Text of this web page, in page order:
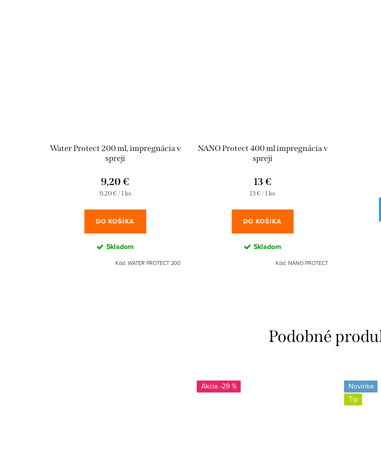
Water Protect 200 ml, impregnácia v
spreji
9,20 €
Jednotková
9,20 € / 1 ks
DO KOŠÍKA
Skladom
Kód: WATER PROTECT 200
NANO Protect 400 ml impregnácia v
spreji
13 €
Jednotková
13 € / 1 ks
DO KOŠÍKA
Skladom
Kód: NANO PROTECT
-29 %
Novinka
Tip